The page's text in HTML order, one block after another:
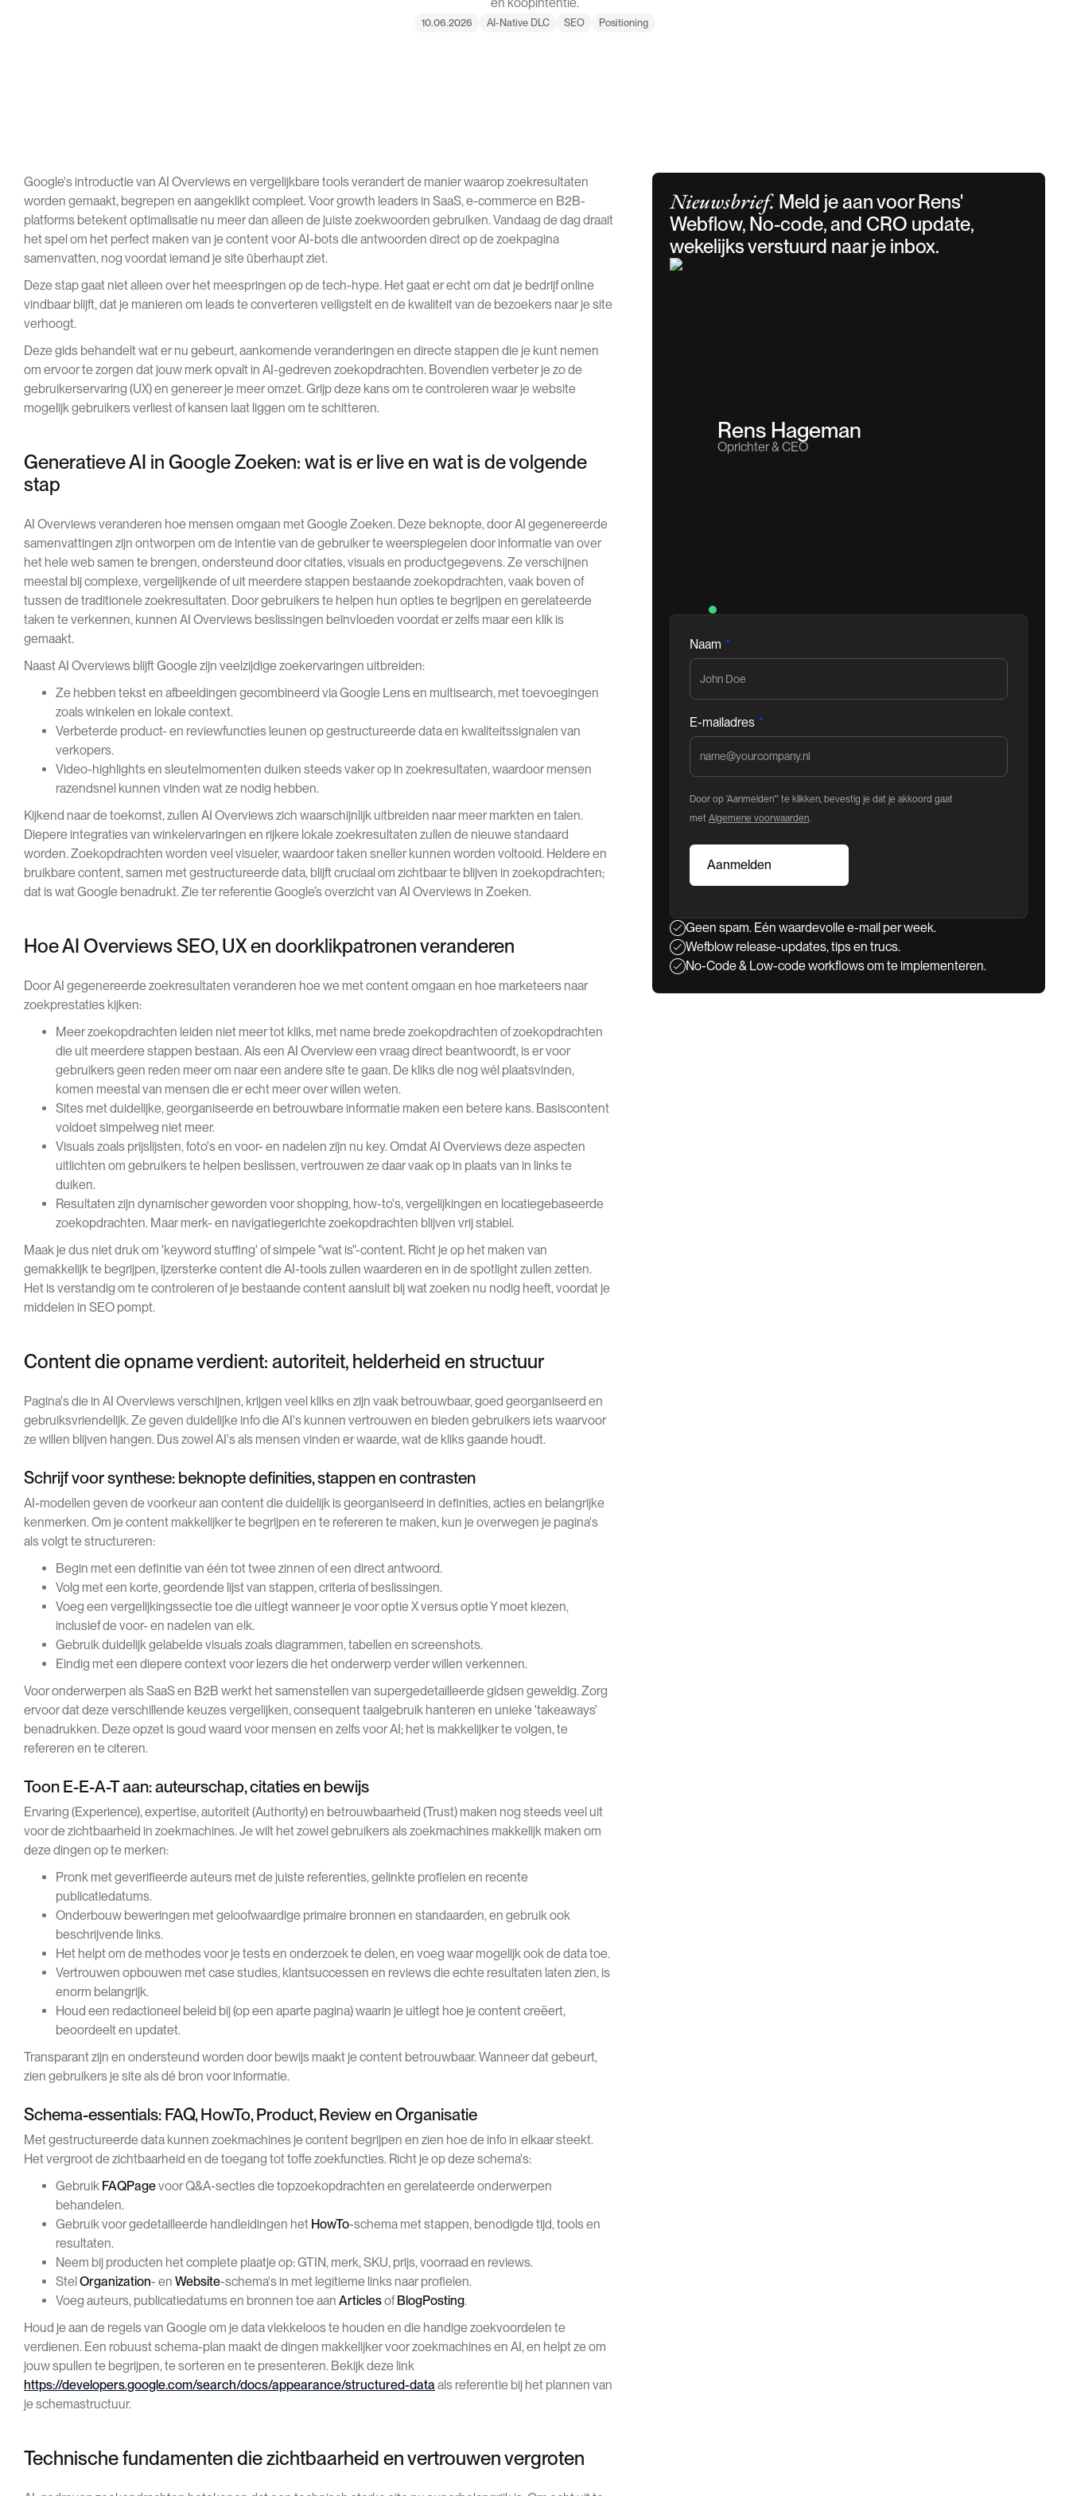
10.06.2026 AI-Native DLC SEO Positioning
Google's introductie van AI Overviews en vergelijkbare tools verandert de manier waarop zoekresultaten
worden gemaakt, begrepen en aangeklikt compleet. Voor growth leaders in SaaS, e-commerce en B2B-
platforms betekent optimalisatie nu meer dan alleen de juiste zoekwoorden gebruiken. Vandaag de dag draait
het spel om het perfect maken van je content voor AI-bots die antwoorden direct op de zoekpagina
samenvatten, nog voordat iemand je site überhaupt ziet.
Deze stap gaat niet alleen over het meespringen op de tech-hype. Het gaat er echt om dat je bedrijf online
vindbaar blijft, dat je manieren om leads te converteren veiligstelt en de kwaliteit van de bezoekers naar je site
verhoogt.
Deze gids behandelt wat er nu gebeurt, aankomende veranderingen en directe stappen die je kunt nemen
om ervoor te zorgen dat jouw merk opvalt in AI-gedreven zoekopdrachten. Bovendien verbeter je zo de
gebruikerservaring (UX) en genereer je meer omzet. Grijp deze kans om te controleren waar je website
mogelijk gebruikers verliest of kansen laat liggen om te schitteren.
Generatieve AI in Google Zoeken: wat is er live en wat is de volgende
stap
AI Overviews veranderen hoe mensen omgaan met Google Zoeken. Deze beknopte, door AI gegenereerde
samenvattingen zijn ontworpen om de intentie van de gebruiker te weerspiegelen door informatie van over
het hele web samen te brengen, ondersteund door citaties, visuals en productgegevens. Ze verschijnen
meestal bij complexe, vergelijkende of uit meerdere stappen bestaande zoekopdrachten, vaak boven of
tussen de traditionele zoekresultaten. Door gebruikers te helpen hun opties te begrijpen en gerelateerde
taken te verkennen, kunnen AI Overviews beslissingen beïnvloeden voordat er zelfs maar een klik is
gemaakt.
Naast AI Overviews blijft Google zijn veelzijdige zoekervaringen uitbreiden:
Ze hebben tekst en afbeeldingen gecombineerd via Google Lens en multisearch, met toevoegingen
zoals winkelen en lokale context.
Verbeterde product- en reviewfuncties leunen op gestructureerde data en kwaliteitssignalen van
verkopers.
Video-highlights en sleutelmomenten duiken steeds vaker op in zoekresultaten, waardoor mensen
razendsnel kunnen vinden wat ze nodig hebben.
Kijkend naar de toekomst, zullen AI Overviews zich waarschijnlijk uitbreiden naar meer markten en talen.
Diepere integraties van winkelervaringen en rijkere lokale zoekresultaten zullen de nieuwe standaard
worden. Zoekopdrachten worden veel visueler, waardoor taken sneller kunnen worden voltooid. Heldere en
bruikbare content, samen met gestructureerde data, blijft cruciaal om zichtbaar te blijven in zoekopdrachten;
dat is wat Google benadrukt. Zie ter referentie Google’s overzicht van AI Overviews in Zoeken.
Hoe AI Overviews SEO, UX en doorklikpatronen veranderen
Door AI gegenereerde zoekresultaten veranderen hoe we met content omgaan en hoe marketeers naar
zoekprestaties kijken:
Meer zoekopdrachten leiden niet meer tot kliks, met name brede zoekopdrachten of zoekopdrachten
die uit meerdere stappen bestaan. Als een AI Overview een vraag direct beantwoordt, is er voor
gebruikers geen reden meer om naar een andere site te gaan. De kliks die nog wél plaatsvinden,
komen meestal van mensen die er echt meer over willen weten.
Sites met duidelijke, georganiseerde en betrouwbare informatie maken een betere kans. Basiscontent
voldoet simpelweg niet meer.
Visuals zoals prijslijsten, foto's en voor- en nadelen zijn nu key. Omdat AI Overviews deze aspecten
uitlichten om gebruikers te helpen beslissen, vertrouwen ze daar vaak op in plaats van in links te
duiken.
Resultaten zijn dynamischer geworden voor shopping, how-to's, vergelijkingen en locatiegebaseerde
zoekopdrachten. Maar merk- en navigatiegerichte zoekopdrachten blijven vrij stabiel.
Maak je dus niet druk om 'keyword stuffing' of simpele "wat is"-content. Richt je op het maken van
gemakkelijk te begrijpen, ijzersterke content die AI-tools zullen waarderen en in de spotlight zullen zetten.
Het is verstandig om te controleren of je bestaande content aansluit bij wat zoeken nu nodig heeft, voordat je
middelen in SEO pompt.
Content die opname verdient: autoriteit, helderheid en structuur
Pagina's die in AI Overviews verschijnen, krijgen veel kliks en zijn vaak betrouwbaar, goed georganiseerd en
gebruiksvriendelijk. Ze geven duidelijke info die AI's kunnen vertrouwen en bieden gebruikers iets waarvoor
ze willen blijven hangen. Dus zowel AI's als mensen vinden er waarde, wat de kliks gaande houdt.
Schrijf voor synthese: beknopte definities, stappen en contrasten
AI-modellen geven de voorkeur aan content die duidelijk is georganiseerd in definities, acties en belangrijke
kenmerken. Om je content makkelijker te begrijpen en te refereren te maken, kun je overwegen je pagina's
als volgt te structureren:
Begin met een definitie van één tot twee zinnen of een direct antwoord.
Volg met een korte, geordende lijst van stappen, criteria of beslissingen.
Voeg een vergelijkingssectie toe die uitlegt wanneer je voor optie X versus optie Y moet kiezen,
inclusief de voor- en nadelen van elk.
Gebruik duidelijk gelabelde visuals zoals diagrammen, tabellen en screenshots.
Eindig met een diepere context voor lezers die het onderwerp verder willen verkennen.
Voor onderwerpen als SaaS en B2B werkt het samenstellen van supergedetailleerde gidsen geweldig. Zorg
ervoor dat deze verschillende keuzes vergelijken, consequent taalgebruik hanteren en unieke 'takeaways'
benadrukken. Deze opzet is goud waard voor mensen en zelfs voor AI; het is makkelijker te volgen, te
refereren en te citeren.
Toon E-E-A-T aan: auteurschap, citaties en bewijs
Ervaring (Experience), expertise, autoriteit (Authority) en betrouwbaarheid (Trust) maken nog steeds veel uit
voor de zichtbaarheid in zoekmachines. Je wilt het zowel gebruikers als zoekmachines makkelijk maken om
deze dingen op te merken:
Pronk met geverifieerde auteurs met de juiste referenties, gelinkte profielen en recente
publicatiedatums.
Onderbouw beweringen met geloofwaardige primaire bronnen en standaarden, en gebruik ook
beschrijvende links.
Het helpt om de methodes voor je tests en onderzoek te delen, en voeg waar mogelijk ook de data toe.
Vertrouwen opbouwen met case studies, klantsuccessen en reviews die echte resultaten laten zien, is
enorm belangrijk.
Houd een redactioneel beleid bij (op een aparte pagina) waarin je uitlegt hoe je content creëert,
beoordeelt en updatet.
Transparant zijn en ondersteund worden door bewijs maakt je content betrouwbaar. Wanneer dat gebeurt,
zien gebruikers je site als dé bron voor informatie.
Schema-essentials: FAQ, HowTo, Product, Review en Organisatie
Met gestructureerde data kunnen zoekmachines je content begrijpen en zien hoe de info in elkaar steekt.
Het vergroot de zichtbaarheid en de toegang tot toffe zoekfuncties. Richt je op deze schema's:
Gebruik FAQPagevoor Q&A-secties die topzoekopdrachten en gerelateerde onderwerpen
behandelen.
Gebruik voor gedetailleerde handleidingen het HowTo-schema met stappen, benodigde tijd, tools en
resultaten.
Neem bij producten het complete plaatje op: GTIN, merk, SKU, prijs, voorraad en reviews.
StelOrganization- en Website-schema's in met legitieme links naar profielen.
Voeg auteurs, publicatiedatums en bronnen toe aan ArticlesofBlogPosting.
Houd je aan de regels van Google om je data vlekkeloos te houden en die handige zoekvoordelen te
verdienen. Een robuust schema-plan maakt de dingen makkelijker voor zoekmachines en AI, en helpt ze om
jouw spullen te begrijpen, te sorteren en te presenteren. Bekijk deze link
https://developers.google.com/search/docs/appearance/structured-data als referentie bij het plannen van
je schemastructuur.
Technische fundamenten die zichtbaarheid en vertrouwen vergroten
Nieuwsbrief. Meld je aan voor Rens'
Webflow, No-code, and CRO update,
wekelijks verstuurd naar je inbox.
Rens Hageman
Oprichter & CEO
Naam *
E-mailadres *
Door op 'Aanmelden"' te klikken, bevestig je dat je akkoord gaat
met Algemene voorwaarden.
Geen spam. Eén waardevolle e-mail per week.
Wefblow release-updates, tips en trucs.
No-Code & Low-code workflows om te implementeren.